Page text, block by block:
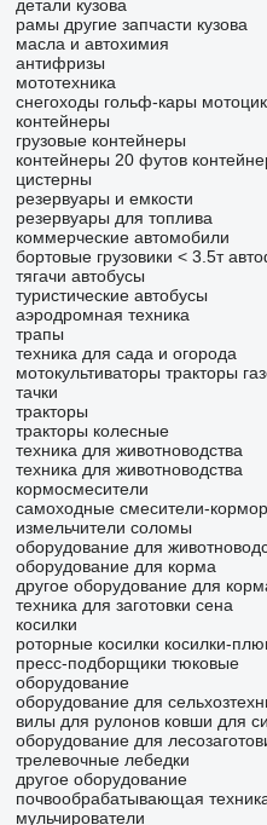
детали кузова
рамы другие запчасти кузова
масла и автохимия
антифризы
мототехника
снегоходы гольф-кары
контейнеры
грузовые контейнеры
контейнеры 20 футов
цистерны
резервуары и емкости
резервуары для топлива
коммерческие автомобили
бортовые грузовики < 3.5т
тягачи автобусы
туристические автобусы
аэродромная техника
трапы
техника для сада и огорода
мотокультиваторы тракторы
тачки
тракторы
тракторы колесные
техника для животноводства
техника для животноводства
кормосмесители
самоходные смесители-
измельчители соломы
оборудование для
оборудование для корма
другое оборудование для
техника для заготовки сена
косилки
роторные косилки косилки-
пресс-подборщики тюковые
оборудование
оборудование для
вилы для рулонов ковши для
оборудование для
трелевочные лебедки
другое оборудование
почвообрабатывающая
мульчирователи